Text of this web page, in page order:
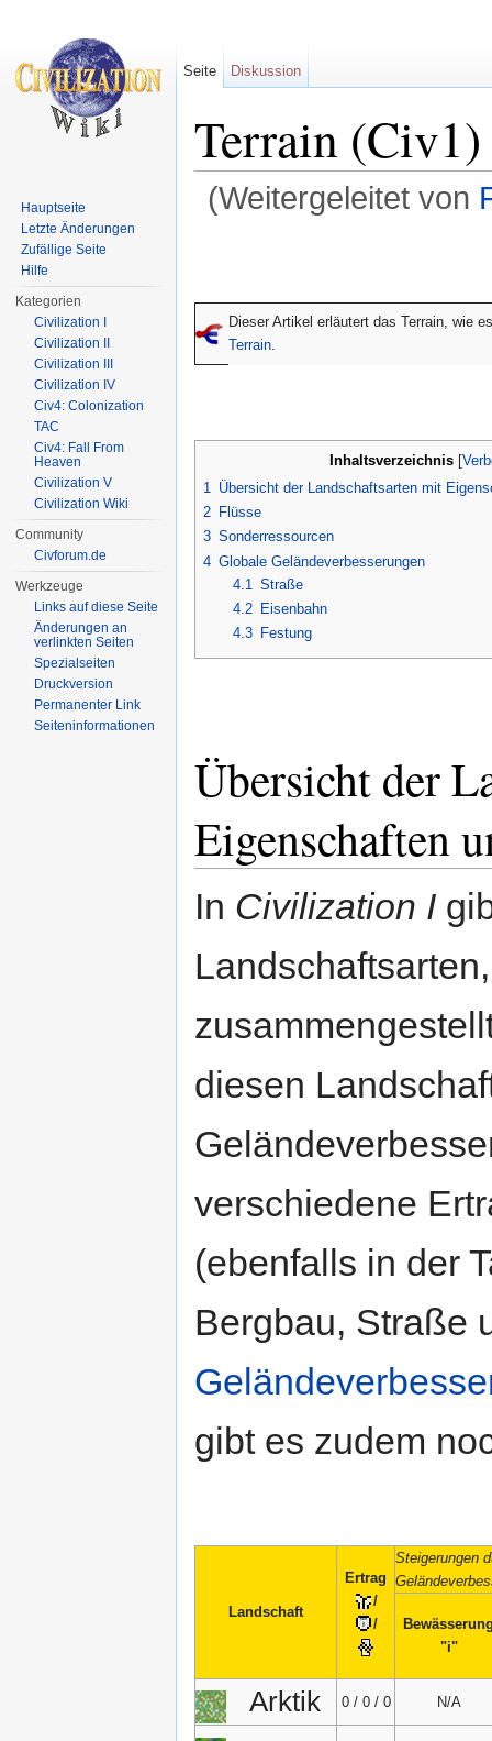
Terrain (Civ1)
(Weitergeleitet von
Dieser Artikel erläutert das Terrain, wie
Terrain.
Inhaltsverzeichnis [
1
Übersicht der Landschaftsarten mit
2 Flüsse
3 Sonderressourcen
4 Globale Geländeverbesserungen
4.1 Straße
4.2
Eisenbahn
4.3
Festung
Übersicht der
Eigenschaften
In Civilization I
diesen
verschiedene
(ebenfalls in der
Bergbau, Straße
gibt es zudem
Landschaft
Ertrag
/
/
Steigerungen
"i"
Arktik 0 / 0 / 0 N/A
Seite Diskussion
Hauptseite
Letzte Änderungen
Zufällige Seite
Hilfe
Kategorien
Civilization I
Civilization II
Civilization III
Civilization IV
Civ4: Colonization
TAC
Civ4: Fall From
Heaven
Civilization V
Civilization Wiki
Community
Civforum.de
Werkzeuge
Links auf diese Seite
Änderungen an
verlinkten Seiten
Spezialseiten
Druckversion
Permanenter Link
Seiten­informationen